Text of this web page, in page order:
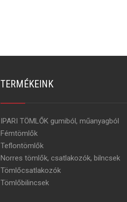
TERMÉKEINK
IPARI TÖMLŐK gumiból, műanyagból
Fémtömlők
Teflontömlők
Norres tömlők, csatlakozók, bilncsek
Tömlőcsatlakozók
Tömlőbilincsek